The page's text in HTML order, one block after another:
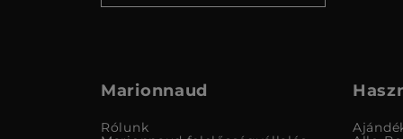
Marionnaud
Rólunk